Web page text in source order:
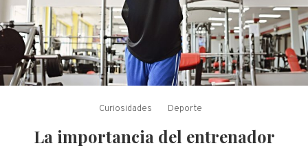
Curiosidades Deporte
La importancia del entrenador